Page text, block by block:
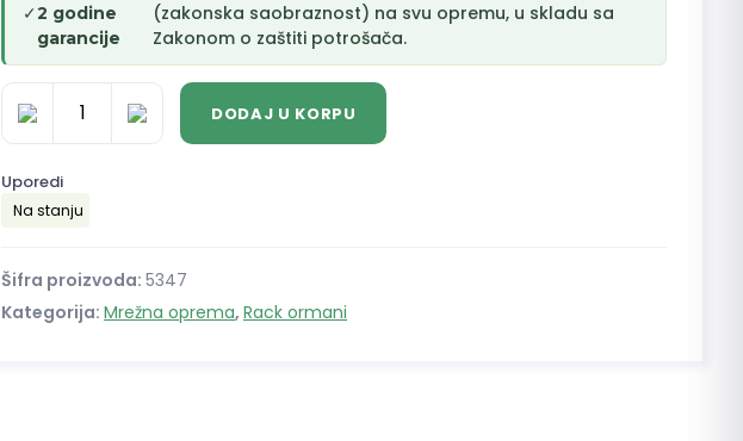
✓2 godine
garancije
(zakonska saobraznost) na svu opremu, u skladu sa
Zakonom o zaštiti potrošača.
Rack
ormar
samostojeći
42U
19"
Ansec
DODAJ U KORPU
Uporedi
Na stanju
Šifra proizvoda: 5347
Kategorija: Mrežna oprema, Rack ormani